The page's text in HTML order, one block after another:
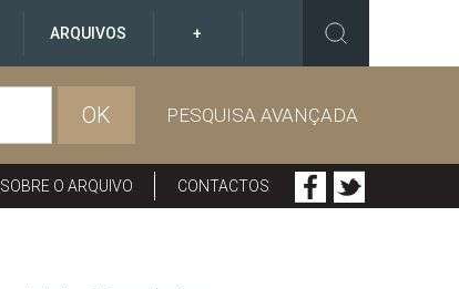
ARQUIVOS +
OK PESQUISA AVANÇADA
SOBRE O ARQUIVO CONTACTOS